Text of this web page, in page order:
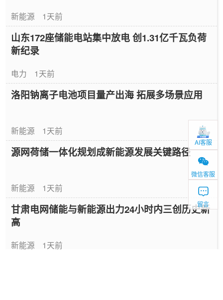
新能源 1天前
山东172座储能电站集中放电 创1.31亿千瓦负荷
新纪录
电力 1天前
洛阳钠离子电池项目量产出海 拓展多场景应用
新能源 1天前
源网荷储一体化规划成新能源发展关键路径
新能源 1天前
甘肃电网储能与新能源出力24小时内三创历史新
高
新能源 1天前
AI客服
微信客服
留言